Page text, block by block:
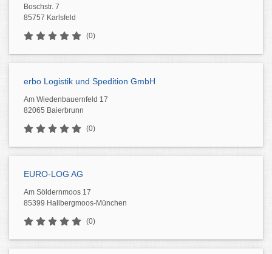
Boschstr. 7
85757 Karlsfeld
(0)
erbo Logistik und Spedition GmbH
Am Wiedenbauernfeld 17
82065 Baierbrunn
(0)
EURO-LOG AG
Am Söldernmoos 17
85399 Hallbergmoos-München
(0)